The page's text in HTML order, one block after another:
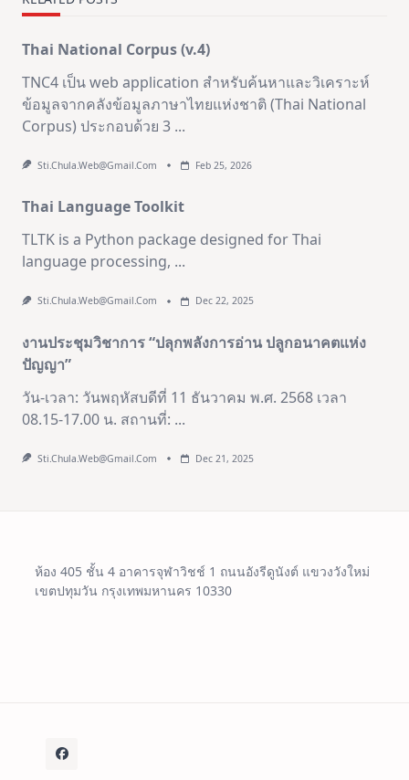
Thai National Corpus (v.4)
TNC4 เป็น web application สำหรับค้นหาและวิเคราะห์
ข้อมูลจากคลังข้อมูลภาษาไทยแห่งชาติ (Thai National
Corpus) ประกอบด้วย 3 ...
Sti.chula.web@gmail.com Feb 25, 2026
Thai Language Toolkit
TLTK is a Python package designed for Thai
language processing, ...
Sti.chula.web@gmail.com Dec 22, 2025
งานประชุมวิชาการ “ปลุกพลังการอ่าน ปลูกอนาคตแห่ง
ปัญญา”
วัน-เวลา: วันพฤหัสบดีที่ 11 ธันวาคม พ.ศ. 2568 เวลา
08.15-17.00 น. สถานที่: ...
Sti.chula.web@gmail.com Dec 21, 2025
ห้อง 405 ชั้น 4 อาคารจุฬาวิชช์ 1 ถนนอังรีดูนังต์ แขวงวังใหม่
เขตปทุมวัน กรุงเทพมหานคร 10330